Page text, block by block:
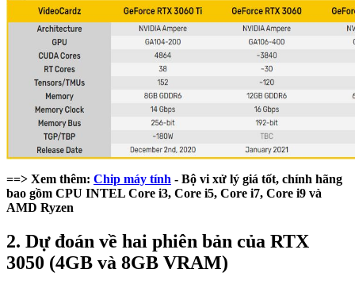
==> Xem thêm: Chip máy tính - Bộ vi xử lý giá tốt, chính hãng
bao gồm CPU INTEL Core i3, Core i5, Core i7, Core i9 và
AMD Ryzen
2. Dự đoán về hai phiên bản của RTX
3050 (4GB và 8GB VRAM)